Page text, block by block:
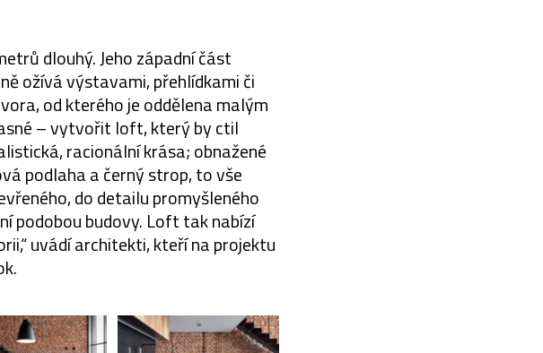
dlouhý. Jeho západní část
ožívá výstavami, přehlídkami či
od kterého je oddělena malým
– vytvořit loft, který by ctil
racionální krása; obnažené
podlaha a černý strop, to vše
do detailu promyšleného
podobou budovy. Loft tak nabízí
uvádí architekti, kteří na projektu